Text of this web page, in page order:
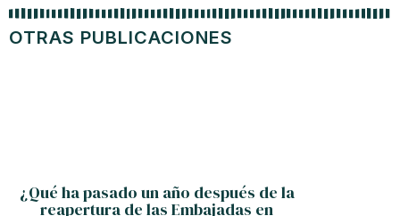
OTRAS PUBLICACIONES
¿Qué ha pasado un año después de la
reapertura de las Embajadas en